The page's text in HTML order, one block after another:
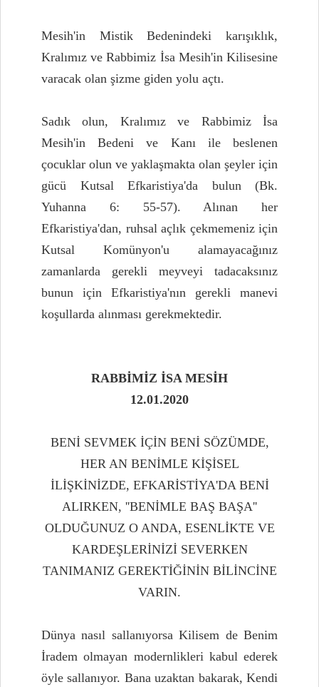
Mesih'in Mistik Bedenindeki karışıklık,
Kralımız ve Rabbimiz İsa Mesih'in Kilisesine
varacak olan şizme giden yolu açtı.
Sadık olun, Kralımız ve Rabbimiz İsa
Mesih'in Bedeni ve Kanı ile beslenen
çocuklar olun ve yaklaşmakta olan şeyler için
gücü Kutsal Efkaristiya'da bulun (Bk.
Yuhanna 6: 55-57). Alınan her
Efkaristiya'dan, ruhsal açlık çekmemeniz için
Kutsal Komünyon'u alamayacağınız
zamanlarda gerekli meyveyi tadacaksınız
bunun için Efkaristiya'nın gerekli manevi
koşullarda alınması gerekmektedir.
RABBİMİZ İSA MESİH
12.01.2020
BENİ SEVMEK İÇİN BENİ SÖZÜMDE,
HER AN BENİMLE KİŞİSEL
İLİŞKİNİZDE, EFKARİSTİYA'DA BENİ
ALIRKEN, ''BENİMLE BAŞ BAŞA''
OLDUĞUNUZ O ANDA, ESENLİKTE VE
KARDEŞLERİNİZİ SEVERKEN
TANIMANIZ GEREKTİĞİNİN BİLİNCİNE
VARIN.
Dünya nasıl sallanıyorsa Kilisem de Benim
İradem olmayan modernlikleri kabul ederek
öyle sallanıyor. Bana uzaktan bakarak, Kendi